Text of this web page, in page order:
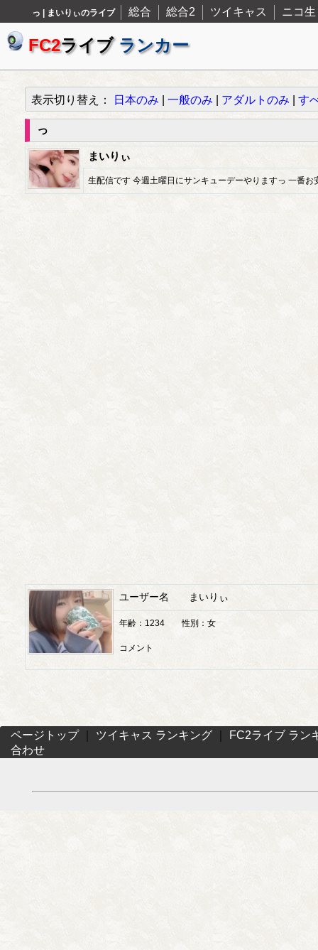
っ | まいりぃのライブ 総合 総合2 ツイキャス ニコ生
FC2ライブ ランカー
表示切り替え： 日本のみ 一般のみ アダルトのみ す
っ
まいりぃ
生配信です 今週土曜日にサンキューデーやりますっ 一番お
ユーザー名 まいりぃ
年齢：1234 性別：女
コメント
ページトップ｜ ツイキャス ランキング
FC2ライブ ラン
合わせ